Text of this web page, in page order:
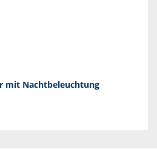
mit Nachtbeleuchtung